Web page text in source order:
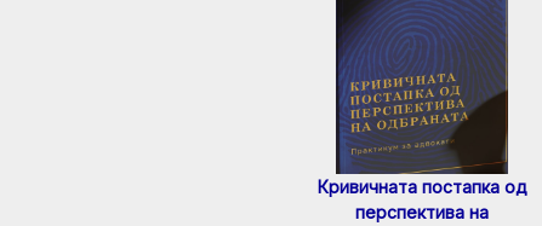
Кривичната постапка од
перспектива на